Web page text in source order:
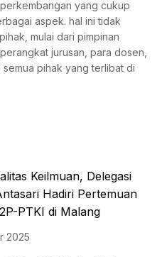
yang cukup
aspek. hal ini tidak
mulai dari pimpinan
jurusan, para dosen,
pihak yang terlibat di
Keilmuan, Delegasi
Hadiri Pertemuan
PTKI di Malang
2025